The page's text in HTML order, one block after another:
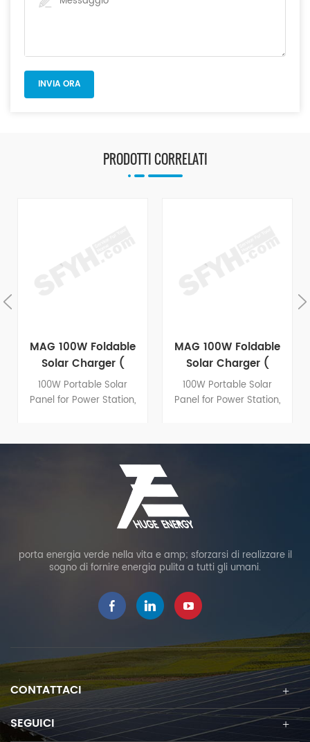
PRODOTTI CORRELATI
MAG 100W Foldable
Solar Charger (
Integrated Structural
Design )
100W Portable Solar
Panel for Power Station,
Mc4/DC5521/Anderson/X
T60 Cable & USB/Type-C
port Outputs, 23% High
Waterproof 2 Kickstands
for Outdoor Camping RV
MAG 100W Foldable
Solar Charger (
Stitched Version )
100W Portable Solar
Panel for Power Station,
Cable & USB/Type-C
Waterproof 2 Kickstands
for Outdoor Camping RV
porta energia verde nella vita e amp; sforzarsi di realizzare il
sogno di fornire energia pulita a tutti gli umani.
CONTATTACI
SEGUICI